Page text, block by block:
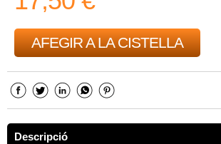
AFEGIR A LA CISTELLA
Descripció